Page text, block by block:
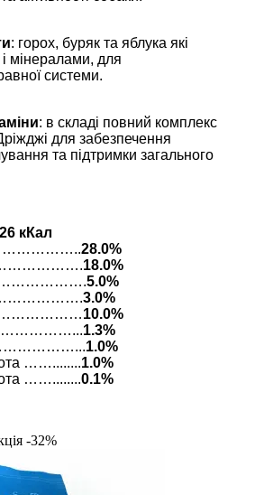
: горох, буряк та яблука які
і мінералами, для
системи.
: в складі повний комплекс
для забезпечення
та підтримки загального
кКал
28.0%
18.0%
5.0%
3.0%
10.0%
1.3%
1.0%
……........1.0%
……........0.1%
-32%